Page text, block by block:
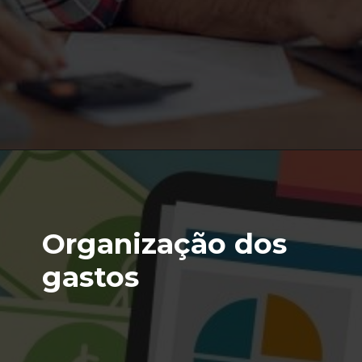
Organização dos
gastos